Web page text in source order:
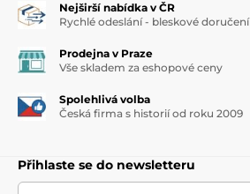
Nejširší nabídka v ČR
Rychlé odeslání - bleskové doručení
Prodejna v Praze
Vše skladem za eshopové ceny
Spolehlivá volba
Česká firma s historií od roku 2009
Přihlaste se do newsletteru